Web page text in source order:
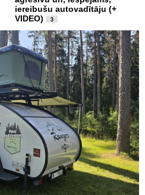
iereibušu autovadītāju (+
VIDEO)
3